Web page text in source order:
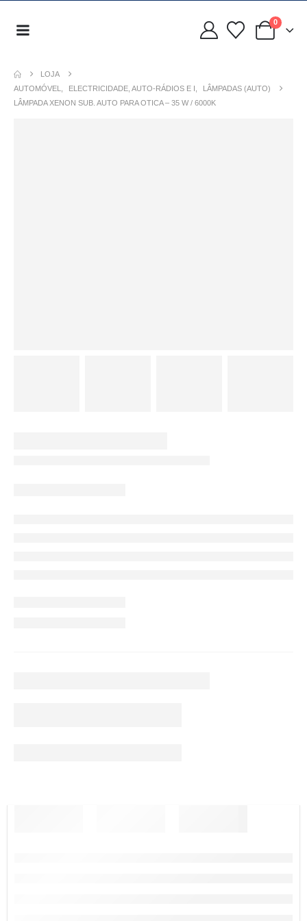
0
LOJA
AUTOMÓVEL
ELECTRICIDADE, AUTO-RÁDIOS E I
LÂMPADAS (AUTO)
LÂMPADA XENON SUB. AUTO PARA OTICA – 35 W / 6000K